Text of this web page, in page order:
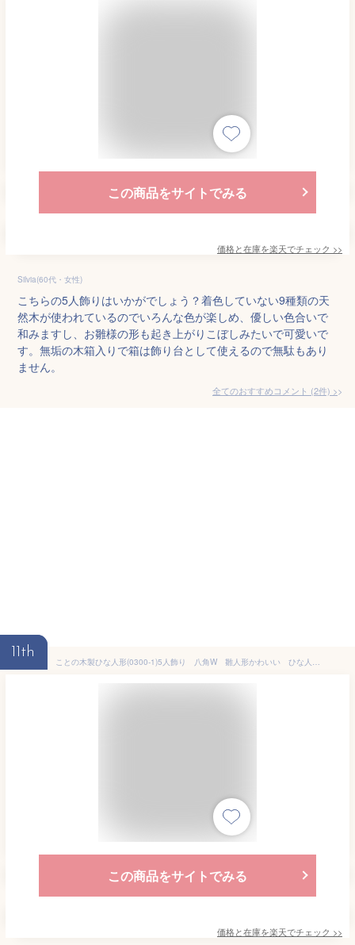
この商品をサイトでみる
価格と在庫を楽天でチェック >>
Silvia(60代・女性)
こちらの5人飾りはいかがでしょう？着色していない9種類の天
然木が使われているのでいろんな色が楽しめ、優しい色合いで
和みますし、お雛様の形も起き上がりこぼしみたいで可愛いで
す。無垢の木箱入りで箱は飾り台として使えるので無駄もあり
ません。
全てのおすすめコメント (2件) >
11th
ことの木製ひな人形(0300-1)5人飾り 八角W 雛人形かわいい ひな人形コンパクト 桃の節句 初節句女の子 おひなさまおしゃれインテリア ひなにんぎょう 国産 天然木
この商品をサイトでみる
価格と在庫を楽天でチェック >>